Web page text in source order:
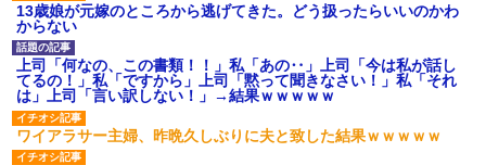
13歳娘が元嫁のところから逃げてきた。どう扱ったらいいのかわ
からない
上司「何なの、この書類！！」私「あの‥」上司「今は私が話し
てるの！」私「ですから」上司「黙って聞きなさい！」私「それ
は」上司「言い訳しない！」→結果ｗｗｗｗｗ
ワイアラサー主婦、昨晩久しぶりに夫と致した結果ｗｗｗｗｗ